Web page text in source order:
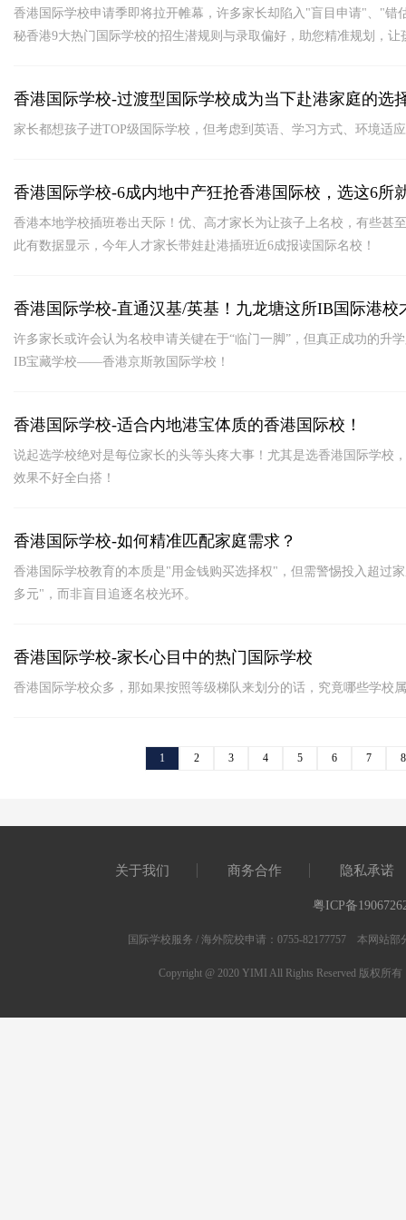
香港国际学校申请季即将拉开帷幕，许多家长却陷入"盲目申请"、"
秘香港9大热门国际学校的招生潜规则与录取偏好，助您精准规划
香港国际学校-过渡型国际学校成为当下赴港家庭的选
家长都想孩子进TOP级国际学校，但考虑到英语、学习方式、环境适
香港国际学校-6成内地中产狂抢香港国际校，选这6所
香港本地学校插班卷出天际！优、高才家长为让孩子上名校，有些甚
此有数据显示，今年人才家长带娃赴港插班近6成报读国际名校！
香港国际学校-直通汉基/英基！九龙塘这所IB国际港校
许多家长或许会认为名校申请关键在于“临门一脚”，但真正成功的升
IB宝藏学校——香港京斯敦国际学校！
香港国际学校-适合内地港宝体质的香港国际校！
说起选学校绝对是每位家长的头等头疼大事！尤其是选香港国际学校
效果不好全白搭！
香港国际学校-如何精准匹配家庭需求？‌
香港国际学校教育的本质是"用金钱购买选择权"，但需警惕投入超过
多元"，而非盲目追逐名校光环‌。
香港国际学校-家长心目中的热门国际学校
香港国际学校众多，那如果按照等级梯队来划分的话，究竟哪些学校
1 2 3 4 5 6 7 8
关于我们 商务合作 隐私承诺
粤ICP备
国际学校服务 / 海外院校申请：0755-82177757 本网站
Copyright @ 2020 YIMI All Rights Reserved 版权所